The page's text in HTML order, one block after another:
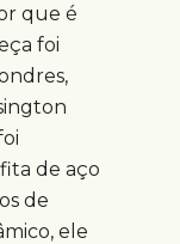
que é
foi
de aço
de
ele